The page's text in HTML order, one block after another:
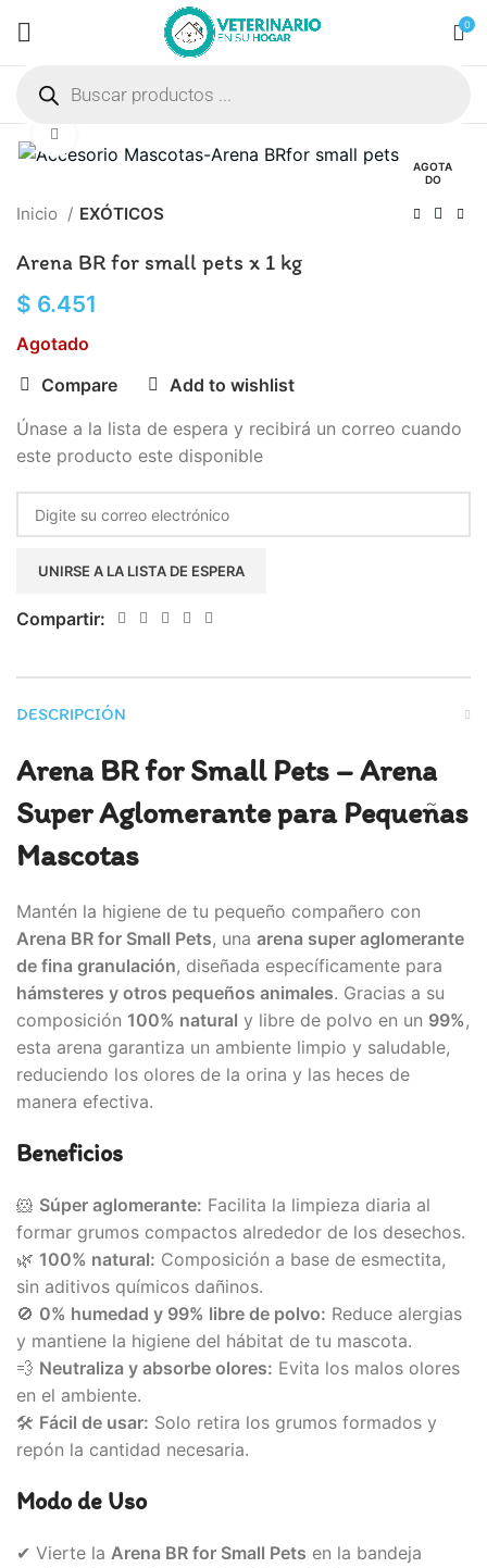
0
AGOTA
DO
Inicio EXÓTICOS
Arena BR for small pets x 1 kg
$ 6.451
Agotado
Compare
Add to wishlist
Únase a la lista de espera y recibirá un correo cuando
este producto este disponible
Enter
your
to
for
product
UNIRSE A LA LISTA DE ESPERA
Compartir:
DESCRIPCIÓN
Arena BR for Small Pets – Arena
Super Aglomerante para Pequeñas
Mascotas
Mantén la higiene de tu pequeño compañero con
Arena BR for Small Pets, una arena super aglomerante
de fina granulación, diseñada específicamente para
hámsteres y otros pequeños animales. Gracias a su
composición 100% natural y libre de polvo en un 99%,
esta arena garantiza un ambiente limpio y saludable,
reduciendo los olores de la orina y las heces de
manera efectiva.
Beneficios
🐹 Súper aglomerante: Facilita la limpieza diaria al
formar grumos compactos alrededor de los desechos.
🌿 100% natural: Composición a base de esmectita,
sin aditivos químicos dañinos.
🚫 0% humedad y 99% libre de polvo: Reduce alergias
y mantiene la higiene del hábitat de tu mascota.
💨 Neutraliza y absorbe olores: Evita los malos olores
en el ambiente.
🛠 Fácil de usar: Solo retira los grumos formados y
repón la cantidad necesaria.
Modo de Uso
✔ Vierte la Arena BR for Small Pets en la bandeja